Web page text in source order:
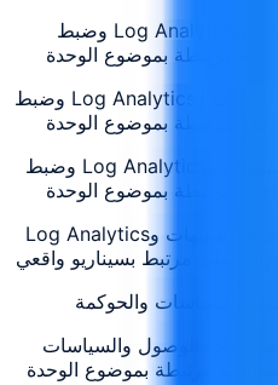
مقاييس الأداء لـ المراقبة والتنبيهات وLog Analytics وضبط
مرتبطة بموضوع الوحدة
روتينات المراجعة بعد المراقبة والتنبيهات وLog Analytics وضبط
مرتبطة بموضوع الوحدة
إجراءات التحسين لـ المراقبة والتنبيهات وLog Analytics وضبط
مرتبطة بموضوع الوحدة
الحفاظ على الانضباط حول المراقبة والتنبيهات وLog Analytics
عملي مرتبط بسيناريو واقعي
الوصول والسياسات
مرتبطة بموضوع الوحدة